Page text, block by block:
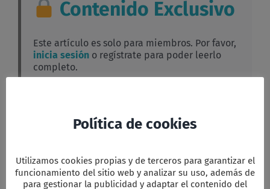
Contenido Exclusivo
Este artículo es solo para miembros. Por favor,
inicia sesión o regístrate para poder leerlo
completo.
Facebook
Twitter
EmailWhatsApp
PrintFriendly
Compartir
Comparta esta información en su red
Política de cookies
Utilizamos cookies propias y de terceros para garantizar el
funcionamiento del sitio web y analizar su uso, además de
para gestionar la publicidad y adaptar el contenido del